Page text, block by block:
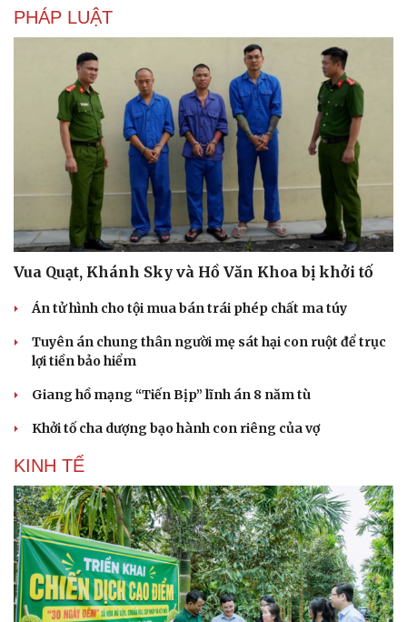
PHÁP LUẬT
Vua Quạt, Khánh Sky và Hồ Văn Khoa bị khởi tố
Án tử hình cho tội mua bán trái phép chất ma túy
Tuyên án chung thân người mẹ sát hại con ruột để trục
lợi tiền bảo hiểm
Giang hồ mạng “Tiến Bịp” lĩnh án 8 năm tù
Khởi tố cha dượng bạo hành con riêng của vợ
KINH TẾ